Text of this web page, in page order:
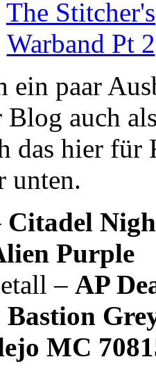
ein paar
Blog auch
das hier
unten.
Citadel
Purple
– AP
Bastion
MC